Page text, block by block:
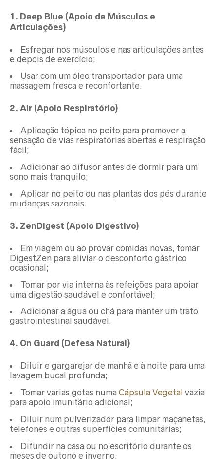
1. Deep Blue (Apoio de Músculos e
Articulações)
Esfregar nos músculos e nas articulações antes
e depois de exercício;
Usar com um óleo transportador para uma
massagem fresca e reconfortante.
2. Air (Apoio Respiratório)
Aplicação tópica no peito para promover a
sensação de vias respiratórias abertas e respiração
fácil;
Adicionar ao difusor antes de dormir para um
sono mais tranquilo;
Aplicar no peito ou nas plantas dos pés durante
mudanças sazonais.
3. ZenDigest (Apoio Digestivo)
Em viagem ou ao provar comidas novas, tomar
DigestZen para aliviar o desconforto gástrico
ocasional;
Tomar por via interna às refeições para apoiar
uma digestão saudável e confortável;
Adicionar a água ou chá para manter um trato
gastrointestinal saudável.
4. On Guard (Defesa Natural)
Diluir e gargarejar de manhã e à noite para uma
lavagem bucal profunda;
Tomar várias gotas numa Cápsula Vegetal vazia
para apoio imunitário adicional;
Diluir num pulverizador para limpar maçanetas,
telefones e outras superfícies comunitárias;
Difundir na casa ou no escritório durante os
meses de outono e inverno.